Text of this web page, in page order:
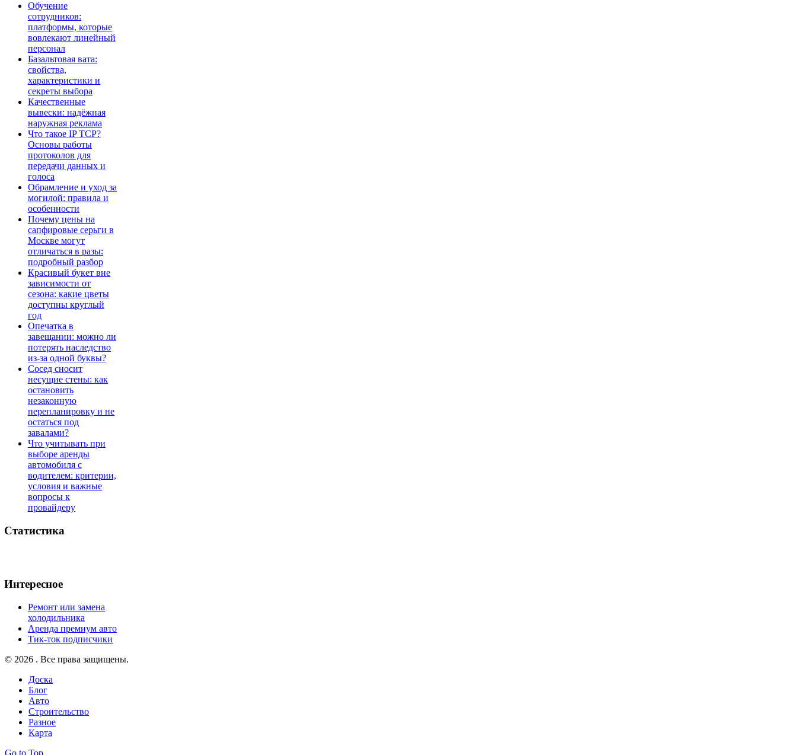
Обучение
сотрудников:
платформы, которые
вовлекают линейный
персонал
Базальтовая вата:
свойства,
характеристики и
секреты выбора
Качественные
вывески: надёжная
наружная реклама
Что такое IP TCP?
Основы работы
протоколов для
передачи данных и
голоса
Обрамление и уход за
могилой: правила и
особенности
Почему цены на
сапфировые серьги в
Москве могут
отличаться в разы:
подробный разбор
Красивый букет вне
зависимости от
сезона: какие цветы
доступны круглый
год
Опечатка в
завещании: можно ли
потерять наследство
из-за одной буквы?
Сосед сносит
несущие стены: как
остановить
незаконную
перепланировку и не
остаться под
завалами?
Что учитывать при
выборе аренды
автомобиля с
водителем: критерии,
условия и важные
вопросы к
провайдеру
Статистика
Интересное
Ремонт или замена
холодильника
Аренда премиум авто
Тик-ток подписчики
© 2026 . Все права защищены.
Доска
Блог
Авто
Строительство
Разное
Карта